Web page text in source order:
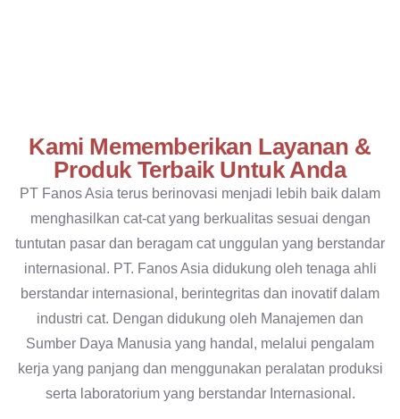
Kami Mememberikan Layanan &
Produk Terbaik Untuk Anda
PT Fanos Asia terus berinovasi menjadi lebih baik dalam
menghasilkan cat-cat yang berkualitas sesuai dengan
tuntutan pasar dan beragam cat unggulan yang berstandar
internasional. PT. Fanos Asia didukung oleh tenaga ahli
berstandar internasional, berintegritas dan inovatif dalam
industri cat. Dengan didukung oleh Manajemen dan
Sumber Daya Manusia yang handal, melalui pengalam
kerja yang panjang dan menggunakan peralatan produksi
serta laboratorium yang berstandar Internasional.